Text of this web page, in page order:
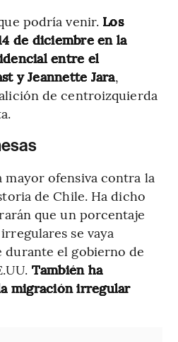
podría venir. Los
de diciembre en la
entre el
y Jeannette Jara,
de centroizquierda
mayor ofensiva contra la
de Chile. Ha dicho
que un porcentaje
se vaya
el gobierno de
También ha
migración irregular